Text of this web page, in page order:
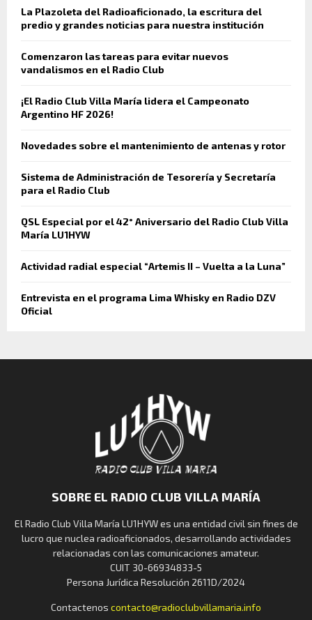
La Plazoleta del Radioaficionado, la escritura del
predio y grandes noticias para nuestra institución
Comenzaron las tareas para evitar nuevos
vandalismos en el Radio Club
¡El Radio Club Villa María lidera el Campeonato
Argentino HF 2026!
Novedades sobre el mantenimiento de antenas y rotor
Sistema de Administración de Tesorería y Secretaría
para el Radio Club
QSL Especial por el 42° Aniversario del Radio Club Villa
María LU1HYW
Actividad radial especial “Artemis II – Vuelta a la Luna”
Entrevista en el programa Lima Whisky en Radio DZV
Oficial
SOBRE EL RADIO CLUB VILLA MARÍA
El Radio Club Villa María LU1HYW es una entidad civil sin fines de
lucro que nuclea radioaficionados, desarrollando actividades
relacionadas con las comunicaciones amateur.
CUIT 30-66934833-5
Persona Jurídica Resolución 2611D/2024
Contactenos contacto@radioclubvillamaria.info